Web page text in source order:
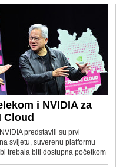
i NVIDIA za
Cloud
predstavili su prvi
svijetu, suverenu platformu
trebala biti dostupna početkom